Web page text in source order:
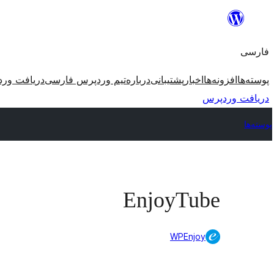
محتوا
فارسی
پوسته‌هاافزونه‌هااخبار پشتیبانیدربارهتیم وردپرس فارسیدریافت
دریافت وردپرس
پوسته‌ها
EnjoyTube
WPEnjoy